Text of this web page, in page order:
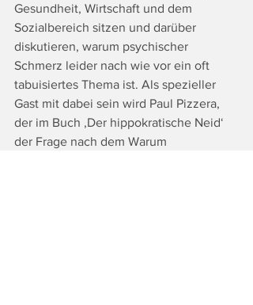
Gesundheit, Wirtschaft und dem
Sozialbereich sitzen und darüber
diskutieren, warum psychischer
Schmerz leider nach wie vor ein oft
tabuisiertes Thema ist. Als spezieller
Gast mit dabei sein wird Paul Pizzera,
der im Buch ‚Der hippokratische Neid‘
der Frage nach dem Warum